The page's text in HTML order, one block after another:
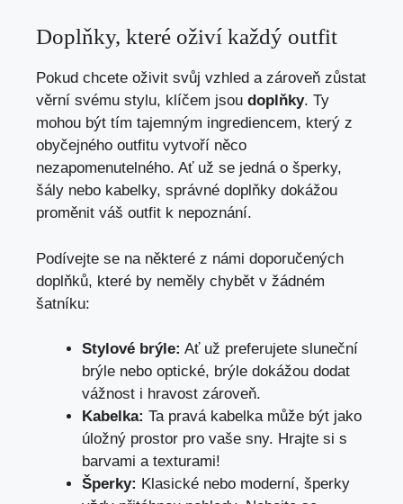
Doplňky, které oživí každý outfit
Pokud chcete‌ oživit svůj vzhled a zároveň zůstat
věrní svému stylu, klíčem jsou doplňky. Ty
mohou být tím tajemným ingrediencem,‍ který z
obyčejného outfitu vytvoří něco
nezapomenutelného. ⁤Ať už se jedná⁤ o ⁣šperky,
šály⁤ nebo kabelky, správné ​doplňky dokážou
‍proměnit váš ​outfit k⁣ nepoznání.
Podívejte se na některé z námi doporučených
doplňků, ⁣které by neměly⁣ chybět v ​žádném
šatníku:
Stylové brýle: Ať už preferujete sluneční
brýle ‌nebo optické, brýle dokážou dodat
vážnost i hravost zároveň.
Kabelka: Ta pravá kabelka může být jako
úložný‌ prostor pro vaše sny. Hrajte si s
barvami a texturami!
Šperky: Klasické⁣ nebo moderní, šperky